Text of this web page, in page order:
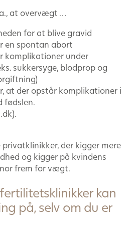
at overvægt …
for at blive gravid
en spontan abort
komplikationer under
sukkersyge, blodprop og
at der opstår komplikationer i
fødslen.
privatklinikker, der kigger mere
og kigger på kvindens
frem for vægt.
kan
på, selv om du er